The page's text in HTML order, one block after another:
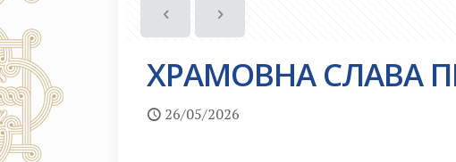
ХРАМОВНА СЛАВА
26/05/2026